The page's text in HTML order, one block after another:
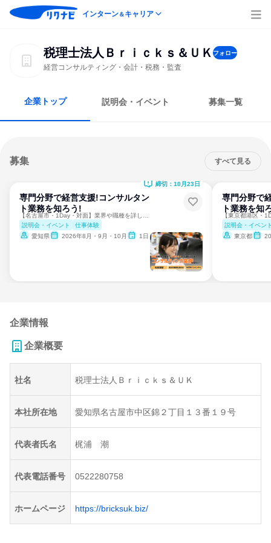
インターン＆キャリア
税理士法人Ｂｒｉｃｋｓ＆ＵＫ フォロー
経営コンサルティング・会計・税務・監査
企業トップ 説明会・イベント 募集一覧
募集 すべて見る
専門分野で経営支援!コンサルタン
ト業務を知ろう!
説明会・イベント
仕事体験
愛知県
2026年8月・9月・10月 1日
締切：10月23日
専門分野で
ト業務を知
説明会・イベン
東京都
企業情報
企業概要
社名 税理士法人Ｂｒｉｃｋｓ＆ＵＫ
本社所在地 愛知県名古屋市中区錦２丁目１３番１９号
代表者氏名 梶浦 潮
代表電話番号 0522280758
ホームページ https://bricksuk.biz/